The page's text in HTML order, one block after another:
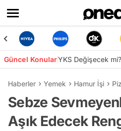
Güncel KonularYKS Değişecek mi?
Haberler Yemek Hamur İşi
Sebze
Aşık Edecek